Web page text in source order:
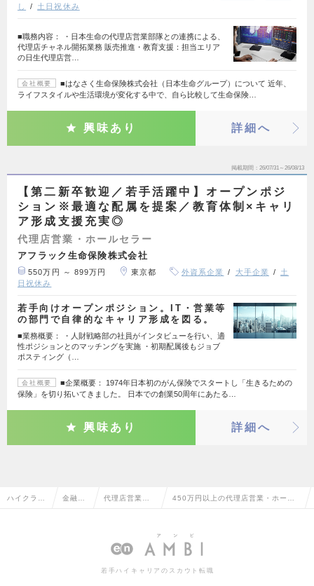
し
土日祝休み
■職務内容： ・日本生命の代理店営業部隊との連携による、
代理店チャネル開拓業務 販売推進・教育支援：担当エリア
の日生代理店営…
会社概要
■はなさく生命保険株式会社（日本生命グループ）について 近年、
ライフスタイルや生活環境が変化する中で、自ら比較して生命保険…
興味あり 詳細へ
掲載期間 26/07/31～26/08/13
【第二新卒歓迎／若手活躍中】オープンポジ
ション※最適な配属を提案／教育体制×キャリ
ア形成支援充実◎
代理店営業・ホールセラー
アフラック生命保険株式会社
550万円 ～ 899万円 東京都 外資系企業 大手企業
土
日祝休み
若手向けオープンポジション。IT・営業等
の部門で自律的なキャリア形成を図る。
■業務概要： ・人財戦略部の社員がインタビューを行い、適
性ポジションとのマッチングを実施 ・初期配属後もジョブ
ポスティング（…
会社概要
■企業概要： 1974年日本初のがん保険でスタートし「生きるための
保険」を切り拓いてきました。 日本での創業50周年にあたる…
興味あり 詳細へ
ハイクラス 金融系 代理店営業・ 450万円以上の代理店営業・ホール
若手ハイキャリアのスカウト転職